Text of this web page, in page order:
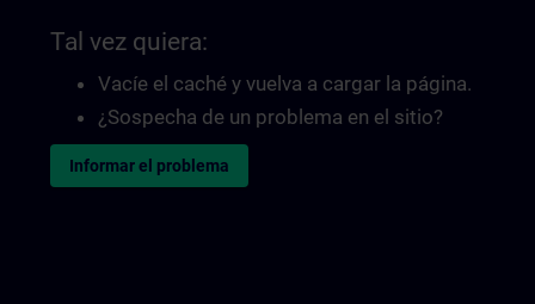
Tal vez quiera:
Vacíe el caché y vuelva a cargar la página.
¿Sospecha de un problema en el sitio?
Informar el problema